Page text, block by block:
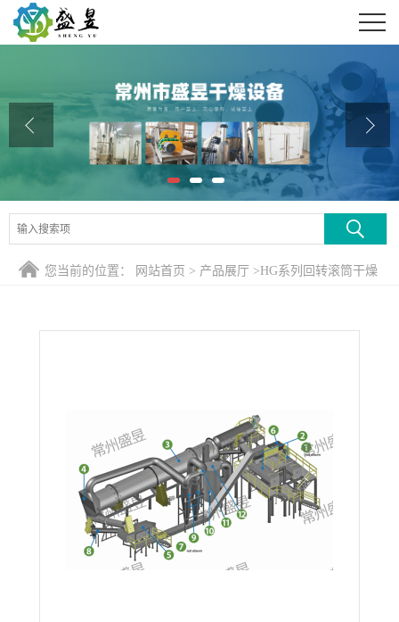
公司介绍
公司动态
产品展厅
证书荣誉
联系方式
您当前的位置： 网站首页 > 产品展厅 >HG系列回转滚筒干燥